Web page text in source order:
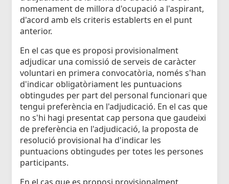
nomenament de millora d'ocupació a l'aspirant,
d'acord amb els criteris establerts en el punt
anterior.
En el cas que es proposi provisionalment
adjudicar una comissió de serveis de caràcter
voluntari en primera convocatòria, només s'han
d'indicar obligatòriament les puntuacions
obtingudes per part del personal funcionari que
tengui preferència en l'adjudicació. En el cas que
no s'hi hagi presentat cap persona que gaudeixi
de preferència en l'adjudicació, la proposta de
resolució provisional ha d'indicar les
puntuacions obtingudes per totes les persones
participants.